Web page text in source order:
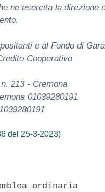
ne esercita la direzione
e al Fondo di
Cooperativo
213 - Cremona
01039280191
del 25-3-2023)
ordinaria